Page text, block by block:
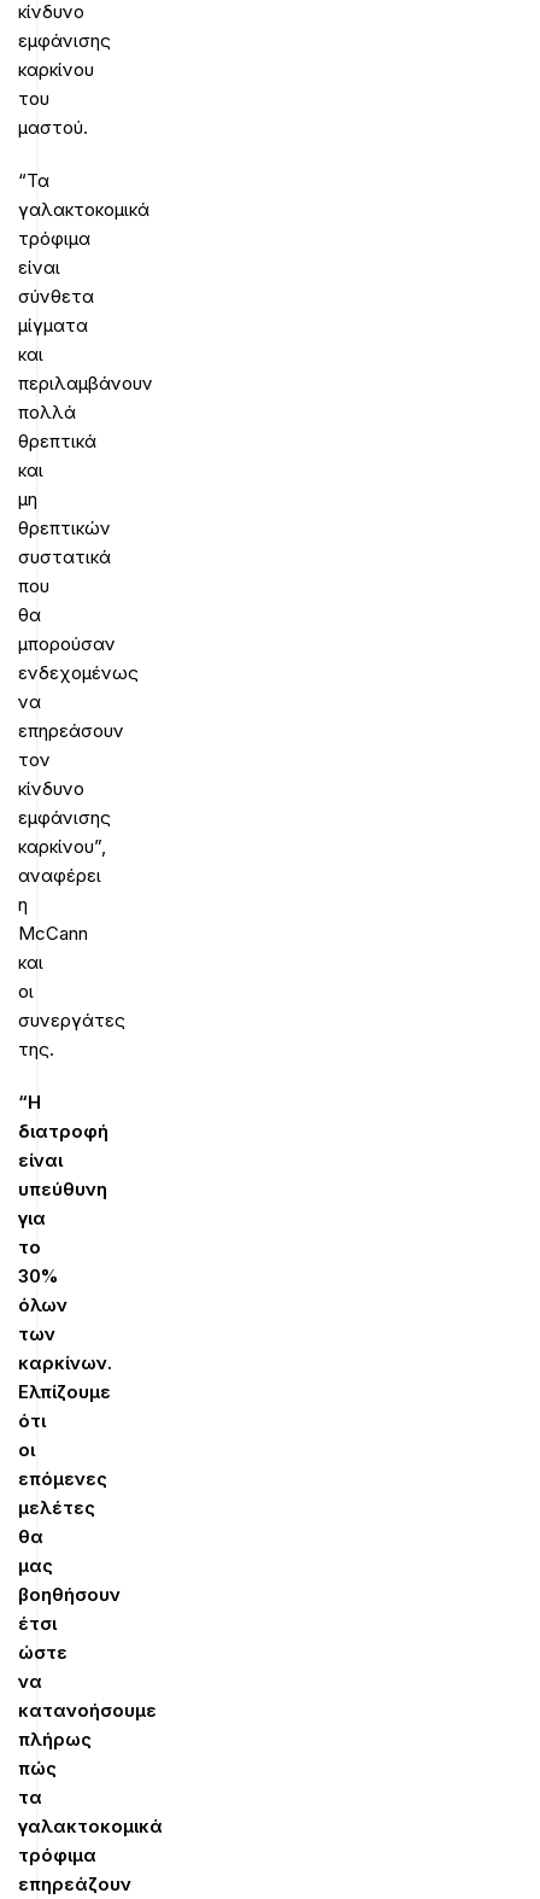
κίνδυνο
εμφάνισης
καρκίνου
του
μαστού.
“Τα
γαλακτοκομικά
τρόφιμα
είναι
σύνθετα
μίγματα
και
περιλαμβάνουν
πολλά
θρεπτικά
και
μη
θρεπτικών
συστατικά
που
θα
μπορούσαν
ενδεχομένως
να
επηρεάσουν
τον
κίνδυνο
εμφάνισης
καρκίνου”,
αναφέρει
η
McCann
και
οι
συνεργάτες
της.
“Η
διατροφή
είναι
υπεύθυνη
για
το
30%
όλων
των
καρκίνων.
Ελπίζουμε
ότι
οι
επόμενες
μελέτες
θα
μας
βοηθήσουν
έτσι
ώστε
να
κατανοήσουμε
πλήρως
πώς
τα
γαλακτοκομικά
τρόφιμα
επηρεάζουν